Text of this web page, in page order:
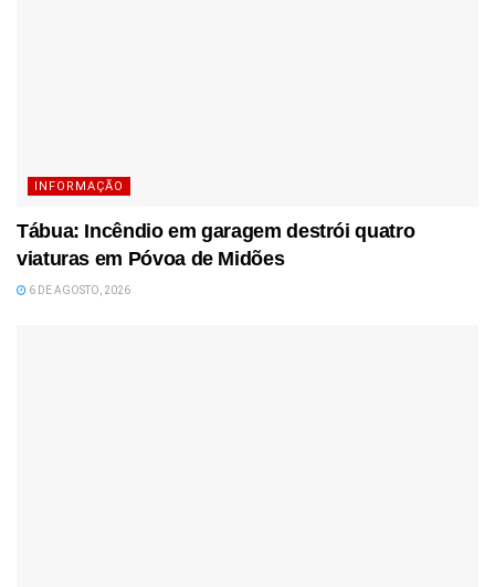
INFORMAÇÃO
Tábua: Incêndio em garagem destrói quatro
viaturas em Póvoa de Midões
6 DE AGOSTO, 2026